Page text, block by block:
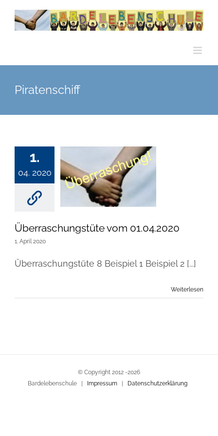
Zum
Inhalt
Piratenschiff
1.
04. 2020
Überraschungstüte
vom 01.04.2020
Überraschungstüte vom 01.04.2020
1. April 2020
Überraschungstüte 8 Beispiel 1 Beispiel 2 [...]
Weiterlesen
© Copyright 2012 -2026
Bardelebenschule | Impressum | Datenschutzerklärung